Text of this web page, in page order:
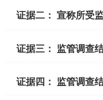
证据二： 宣称所受
证据三： 监管调查
证据四： 监管调查